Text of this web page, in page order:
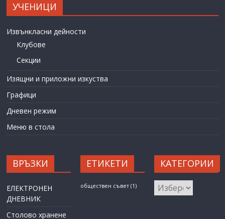
УЧЕНИЦИ
Извънкласни дейности
Клубове
Секции
Изящни и приложни изкуства
Графици
Дневен режим
Меню в стола
ВРЪЗКИ
ЕЛЕКТРОНЕН
ДНЕВНИК
Столово хранене
ЕТИКЕТИ
обществен съвет (1)
КАТЕГОРИИ
КАТЕГОРИИ